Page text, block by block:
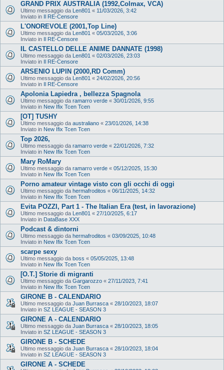
GRAND PRIX AUSTRALIA (1992,Colmax, VCA)
Ultimo messaggio da Len801 « 11/03/2026, 3:42
Inviato in Il RE-Censore
L'ONOREVOLE (2001,Top Line)
Ultimo messaggio da Len801 « 05/03/2026, 3:06
Inviato in Il RE-Censore
IL CASTELLO DELLE ANIME DANNATE (1998)
Ultimo messaggio da Len801 « 02/03/2026, 23:03
Inviato in Il RE-Censore
ARSENIO LUPIN (2000,RD Comm)
Ultimo messaggio da Len801 « 24/02/2026, 20:56
Inviato in Il RE-Censore
Apolonia Lapiedra , bellezza Spagnola
Ultimo messaggio da ramarro verde « 30/01/2026, 9:55
Inviato in New Ifix Tcen Tcen
[OT] TUSHY
Ultimo messaggio da australiano « 23/01/2026, 14:38
Inviato in New Ifix Tcen Tcen
Top 2026,
Ultimo messaggio da ramarro verde « 22/01/2026, 7:32
Inviato in New Ifix Tcen Tcen
Mary RoMary
Ultimo messaggio da ramarro verde « 05/12/2025, 15:30
Inviato in New Ifix Tcen Tcen
Porno amateur vintage visto con gli occhi di oggi
Ultimo messaggio da hermafroditos « 06/11/2025, 14:32
Inviato in New Ifix Tcen Tcen
Evita POZZI, Part 1 - The Italian Era (test, in lavorazione)
Ultimo messaggio da Len801 « 27/10/2025, 6:17
Inviato in DataBase XXX
Podcast & dintorni
Ultimo messaggio da hermafroditos « 03/09/2025, 10:48
Inviato in New Ifix Tcen Tcen
scarpe sexy
Ultimo messaggio da boss « 05/05/2025, 13:48
Inviato in New Ifix Tcen Tcen
[O.T.] Storie di migranti
Ultimo messaggio da Gargarozzo « 27/11/2023, 7:41
Inviato in New Ifix Tcen Tcen
GIRONE B - CALENDARIO
Ultimo messaggio da Juan Burrasca « 28/10/2023, 18:07
Inviato in SZ LEAGUE - SEASON 3
GIRONE A - CALENDARIO
Ultimo messaggio da Juan Burrasca « 28/10/2023, 18:05
Inviato in SZ LEAGUE - SEASON 3
GIRONE B - SCHEDE
Ultimo messaggio da Juan Burrasca « 28/10/2023, 18:04
Inviato in SZ LEAGUE - SEASON 3
GIRONE A - SCHEDE